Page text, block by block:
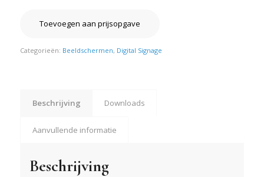
Toevoegen aan prijsopgave
Categorieën: Beeldschermen, Digital Signage
Beschrijving Downloads
Aanvullende informatie
Beschrijving